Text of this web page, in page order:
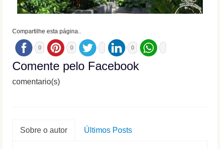
Compartilhe esta página..
0 0 0
Comente pelo Facebook
comentario(s)
Sobre o autor Últimos Posts